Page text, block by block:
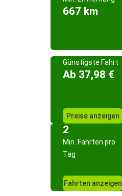
667 km
Günstigste Fahrt
Ab 37,98 €
Preise anzeigen
2
Min. Fahrten pro
Tag
Fahrten anzeigen